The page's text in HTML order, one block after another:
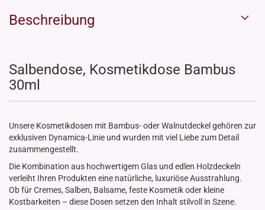
Beschreibung
Salbendose, Kosmetikdose Bambus
30ml
Unsere Kosmetikdosen mit Bambus- oder Walnutdeckel gehören zur
exklusiven Dynamica-Linie und wurden mit viel Liebe zum Detail
zusammengestellt.
Die Kombination aus hochwertigem Glas und edlen Holzdeckeln
verleiht Ihren Produkten eine natürliche, luxuriöse Ausstrahlung.
Ob für Cremes, Salben, Balsame, feste Kosmetik oder kleine
Kostbarkeiten – diese Dosen setzen den Inhalt stilvoll in Szene.